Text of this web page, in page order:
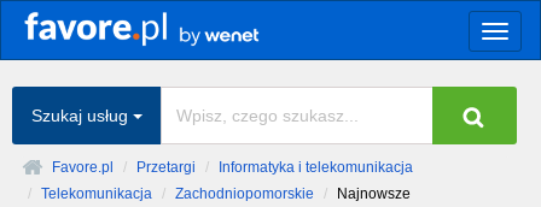
Szukaj usług
Favore.pl Przetargi
Informatyka i telekomunikacja
Telekomunikacja
Zachodniopomorskie Najnowsze